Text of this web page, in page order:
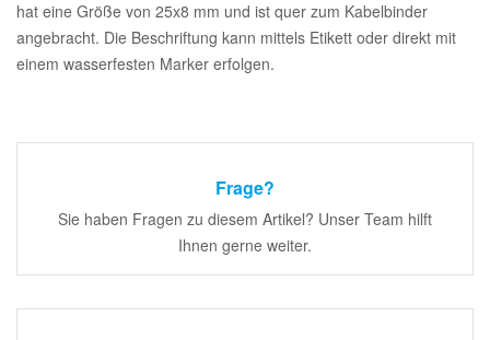
hat eine Größe von 25x8 mm und ist quer zum Kabelbinder
angebracht. Die Beschriftung kann mittels Etikett oder direkt mit
einem wasserfesten Marker erfolgen.
Frage?
Sie haben Fragen zu diesem Artikel? Unser Team hilft
Ihnen gerne weiter.